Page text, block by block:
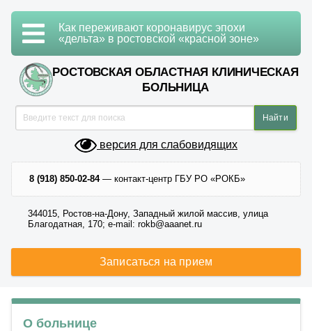
РОСТОВСКАЯ ОБЛАСТНАЯ КЛИНИЧЕСКАЯ
БОЛЬНИЦА
версия для слабовидящих
8 (918) 850-02-84— контакт-центр ГБУ РО «РОКБ»
344015, Ростов-на-Дону, Западный жилой массив, улица
Благодатная, 170; e-mail: rokb@aaanet.ru
Записаться на прием
Как переживают коронавирус эпохи
«дельта» в ростовской «красной зоне»
О больнице